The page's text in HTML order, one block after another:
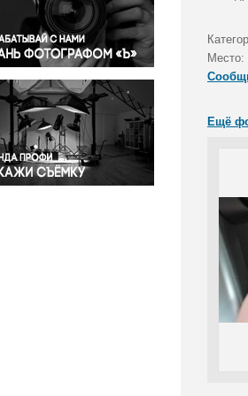
Правосудие
Происшествия и конфликты
Религия
Светская жизнь
Спорт
Экология
Экономика и бизнес
Место:
Ещё